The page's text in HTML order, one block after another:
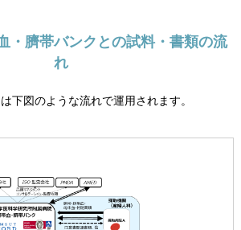
・臍帯バンクとの試料・書類の流
れ
下図のような流れで運用されます。